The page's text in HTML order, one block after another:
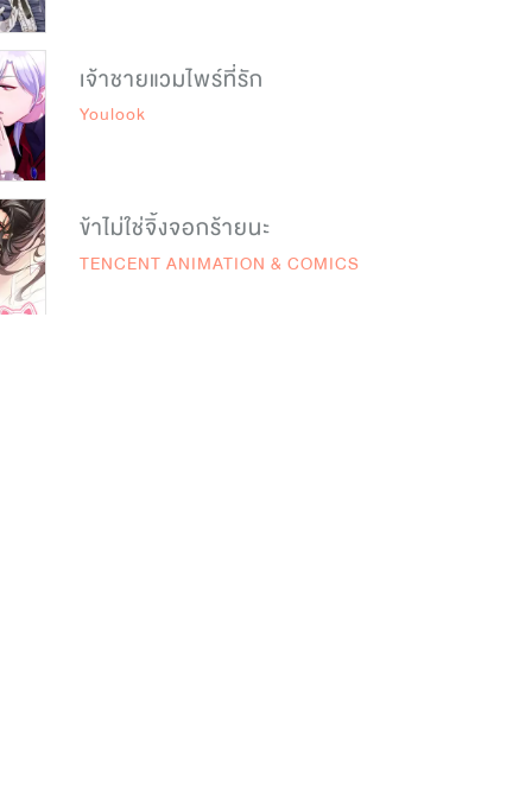
เจ้าชายแวมไพร์ที่รัก
Youlook
ข้าไม่ใช่จิ้งจอกร้ายนะ
TENCENT ANIMATION & COMICS